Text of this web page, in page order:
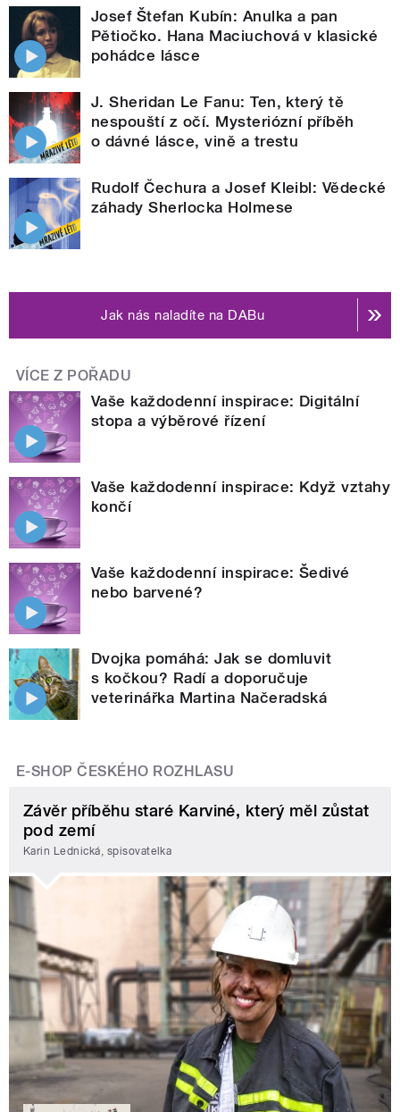
Josef Štefan Kubín: Anulka a pan
Pětiočko. Hana Maciuchová v klasické
pohádce lásce
J. Sheridan Le Fanu: Ten, který tě
nespouští z očí. Mysteriózní příběh
o dávné lásce, vině a trestu
Rudolf Čechura a Josef Kleibl: Vědecké
záhady Sherlocka Holmese
Jak nás naladíte na DABu
VÍCE Z POŘADU
Vaše každodenní inspirace: Digitální
stopa a výběrové řízení
Vaše každodenní inspirace: Když vztahy
končí
Vaše každodenní inspirace: Šedivé
nebo barvené?
Dvojka pomáhá: Jak se domluvit
s kočkou? Radí a doporučuje
veterinářka Martina Načeradská
E-SHOP ČESKÉHO ROZHLASU
Závěr příběhu staré Karviné, který měl zůstat
pod zemí
Karin Lednická, spisovatelka